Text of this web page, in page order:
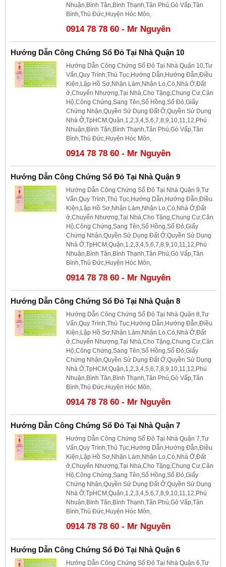
Nhuận,Bình Tân,Bình Thạnh,Tân Phú,Gò Vấp,Tân
Bình,Thủ Đức,Huyện Hóc Môn,
0914 78 78 60 - Mr Nguyên
Hướng Dẫn Công Chứng Sổ Đỏ Tại Nhà Quận 10
Hướng Dẫn Công Chứng Sổ Đỏ Tại Nhà Quận 10,Tư
Vấn,Quy Trình,Thủ Tục,Hướng Dẫn,Hướng Đẫn,Điều
Kiện,Lập Hồ Sơ,Nhận Làm,Nhận Lo,Có,Nhà Ở,Đất
ở,Chuyển Nhượng,Tại Nhà,Cho Tặng,Chung Cư,Căn
Hộ,Công Chứng,Sang Tên,Sổ Hồng,Sổ Đỏ,Giấy
Chứng Nhận,Quyền Sử Dụng Đất Ở,Quyền Sử Dụng
Nhà Ở,TpHCM,Quận,1,2,3,4,5,6,7,8,9,10,11,12,Phú
Nhuận,Bình Tân,Bình Thạnh,Tân Phú,Gò Vấp,Tân
Bình,Thủ Đức,Huyện Hóc Môn,
0914 78 78 60 - Mr Nguyên
Hướng Dẫn Công Chứng Sổ Đỏ Tại Nhà Quận 9
Hướng Dẫn Công Chứng Sổ Đỏ Tại Nhà Quận 9,Tư
Vấn,Quy Trình,Thủ Tục,Hướng Dẫn,Hướng Đẫn,Điều
Kiện,Lập Hồ Sơ,Nhận Làm,Nhận Lo,Có,Nhà Ở,Đất
ở,Chuyển Nhượng,Tại Nhà,Cho Tặng,Chung Cư,Căn
Hộ,Công Chứng,Sang Tên,Sổ Hồng,Sổ Đỏ,Giấy
Chứng Nhận,Quyền Sử Dụng Đất Ở,Quyền Sử Dụng
Nhà Ở,TpHCM,Quận,1,2,3,4,5,6,7,8,9,10,11,12,Phú
Nhuận,Bình Tân,Bình Thạnh,Tân Phú,Gò Vấp,Tân
Bình,Thủ Đức,Huyện Hóc Môn,
0914 78 78 60 - Mr Nguyên
Hướng Dẫn Công Chứng Sổ Đỏ Tại Nhà Quận 8
Hướng Dẫn Công Chứng Sổ Đỏ Tại Nhà Quận 8,Tư
Vấn,Quy Trình,Thủ Tục,Hướng Dẫn,Hướng Đẫn,Điều
Kiện,Lập Hồ Sơ,Nhận Làm,Nhận Lo,Có,Nhà Ở,Đất
ở,Chuyển Nhượng,Tại Nhà,Cho Tặng,Chung Cư,Căn
Hộ,Công Chứng,Sang Tên,Sổ Hồng,Sổ Đỏ,Giấy
Chứng Nhận,Quyền Sử Dụng Đất Ở,Quyền Sử Dụng
Nhà Ở,TpHCM,Quận,1,2,3,4,5,6,7,8,9,10,11,12,Phú
Nhuận,Bình Tân,Bình Thạnh,Tân Phú,Gò Vấp,Tân
Bình,Thủ Đức,Huyện Hóc Môn,
0914 78 78 60 - Mr Nguyên
Hướng Dẫn Công Chứng Sổ Đỏ Tại Nhà Quận 7
Hướng Dẫn Công Chứng Sổ Đỏ Tại Nhà Quận 7,Tư
Vấn,Quy Trình,Thủ Tục,Hướng Dẫn,Hướng Đẫn,Điều
Kiện,Lập Hồ Sơ,Nhận Làm,Nhận Lo,Có,Nhà Ở,Đất
ở,Chuyển Nhượng,Tại Nhà,Cho Tặng,Chung Cư,Căn
Hộ,Công Chứng,Sang Tên,Sổ Hồng,Sổ Đỏ,Giấy
Chứng Nhận,Quyền Sử Dụng Đất Ở,Quyền Sử Dụng
Nhà Ở,TpHCM,Quận,1,2,3,4,5,6,7,8,9,10,11,12,Phú
Nhuận,Bình Tân,Bình Thạnh,Tân Phú,Gò Vấp,Tân
Bình,Thủ Đức,Huyện Hóc Môn,
0914 78 78 60 - Mr Nguyên
Hướng Dẫn Công Chứng Sổ Đỏ Tại Nhà Quận 6
Hướng Dẫn Công Chứng Sổ Đỏ Tại Nhà Quận 6,Tư